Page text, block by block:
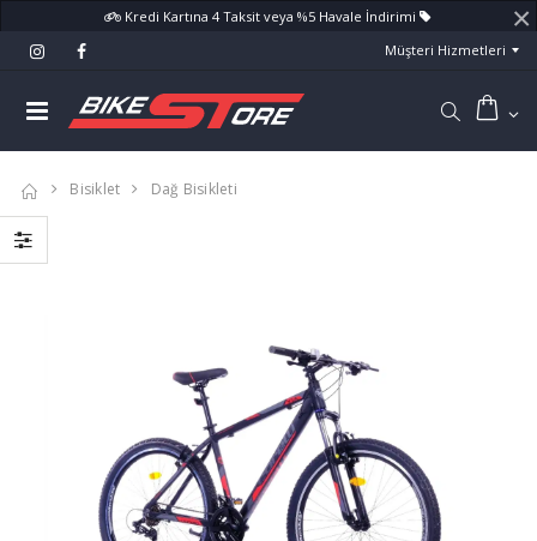
Kredi Kartına 4 Taksit veya %5 Havale İndirimi ×
Müşteri Hizmetleri
Bisiklet Dağ Bisikleti